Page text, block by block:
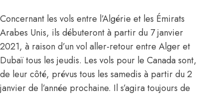
Concernant les vols entre l’Algérie et les Émirats
Arabes Unis, ils débuteront à partir du 7 janvier
2021, à raison d’un vol aller-retour entre Alger et
Dubaï tous les jeudis. Les vols pour le Canada sont,
de leur côté, prévus tous les samedis à partir du 2
janvier de l’année prochaine. Il s’agira toujours de